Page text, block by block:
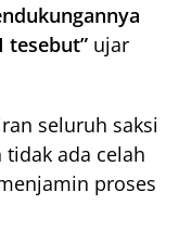
tesebut” ujar
seluruh saksi
ada celah
proses